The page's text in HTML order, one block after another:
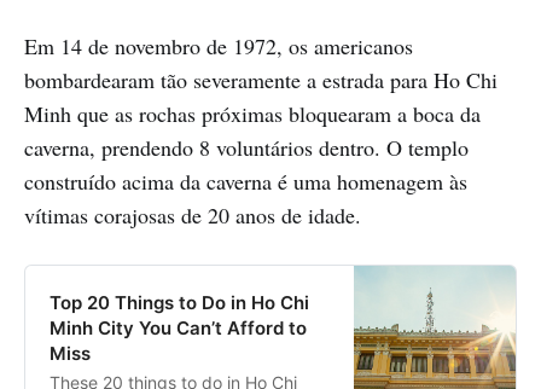
Em 14 de novembro de 1972, os americanos
bombardearam tão severamente a estrada para Ho Chi
Minh que as rochas próximas bloquearam a boca da
caverna, prendendo 8 voluntários dentro. O templo
construído acima da caverna é uma homenagem às
vítimas corajosas de 20 anos de idade.
Top 20 Things to Do in Ho Chi
Minh City You Can’t Afford to
Miss
These 20 things to do in Ho Chi